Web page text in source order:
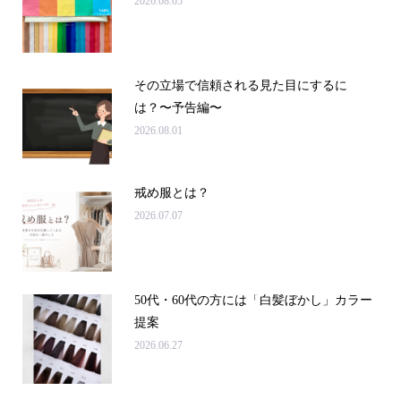
その立場で信頼される見た目にするに
は？〜予告編〜
2026.08.01
戒め服とは？
2026.07.07
50代・60代の方には「白髪ぼかし」カラー
提案
2026.06.27